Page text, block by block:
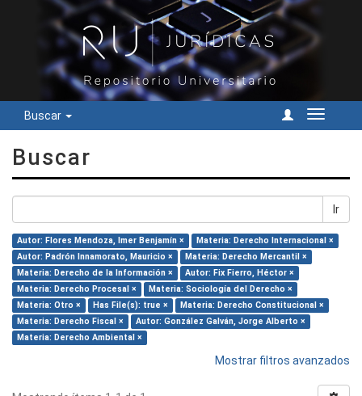
Buscar
Cambiar
Buscar
Ir
Autor: Flores Mendoza, Imer Benjamín ×
Materia: Derecho Internacional ×
Autor: Padrón Innamorato, Mauricio ×
Materia: Derecho Mercantil ×
Materia: Derecho de la Información ×
Autor: Fix Fierro, Héctor ×
Materia: Derecho Procesal ×
Materia: Sociología del Derecho ×
Materia: Otro ×
Has File(s): true ×
Materia: Derecho Constitucional ×
Materia: Derecho Fiscal ×
Autor: González Galván, Jorge Alberto ×
Materia: Derecho Ambiental ×
Mostrar filtros avanzados